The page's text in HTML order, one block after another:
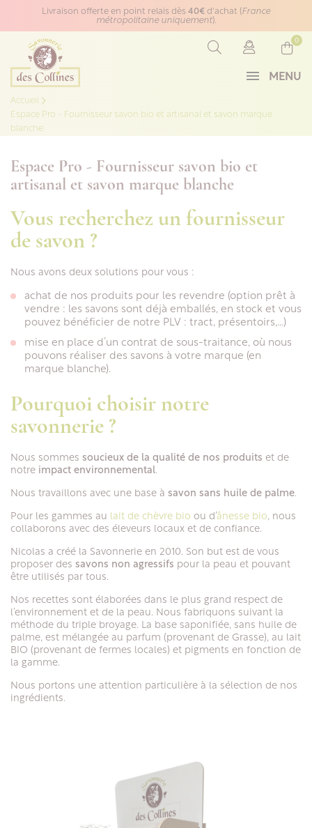
Panneau de gestion des cookies
Livraison offerte en point relais dès 40€ d'achat (France
métropolitaine uniquement).
MENU
0
Accueil
Espace Pro - Fournisseur savon bio et artisanal et savon marque
blanche
Espace Pro - Fournisseur savon bio et
artisanal et savon marque blanche
Vous recherchez un fournisseur
de savon ?
Nous avons deux solutions pour vous :
achat de nos produits pour les revendre (option prêt à
vendre : les savons sont déjà emballés, en stock et vous
pouvez bénéficier de notre PLV : tract, présentoirs,…)
mise en place d’un contrat de sous-traitance, où nous
pouvons réaliser des savons à votre marque (en
marque blanche).
Pourquoi choisir notre
savonnerie ?
Nous sommes soucieux de la qualité de nos produits et de
notre impact environnemental.
Nous travaillons avec une base à savon sans huile de palme.
Pour les gammes au lait de chèvre bio ou d’ânesse bio, nous
collaborons avec des éleveurs locaux et de confiance.
Nicolas a créé la Savonnerie en 2010. Son but est de vous
proposer des savons non agressifs pour la peau et pouvant
être utilisés par tous.
Nos recettes sont élaborées dans le plus grand respect de
l’environnement et de la peau. Nous fabriquons suivant la
méthode du triple broyage. La base saponifiée, sans huile de
palme, est mélangée au parfum (provenant de Grasse), au lait
BIO (provenant de fermes locales) et pigments en fonction de
la gamme.
Nous portons une attention particulière à la sélection de nos
ingrédients.